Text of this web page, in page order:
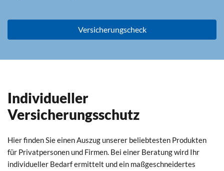
Versicherungscheck
Individueller
Versicherungsschutz
Hier finden Sie einen Auszug unserer beliebtesten Produkten
für Privatpersonen und Firmen. Bei einer Beratung wird Ihr
individueller Bedarf ermittelt und ein maßgeschneidertes